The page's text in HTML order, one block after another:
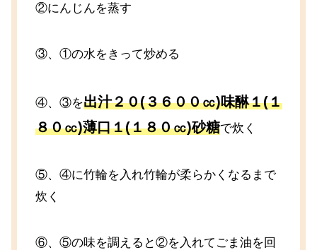
②にんじんを蒸す
③、①の水をきって炒める
④、③を出汁２０(３６００㏄)味醂１(１
８０㏄)薄口１(１８０㏄)砂糖で炊く
⑤、④に竹輪を入れ竹輪が柔らかくなるまで
炊く
⑥、⑤の味を調えると②を入れてごま油を回